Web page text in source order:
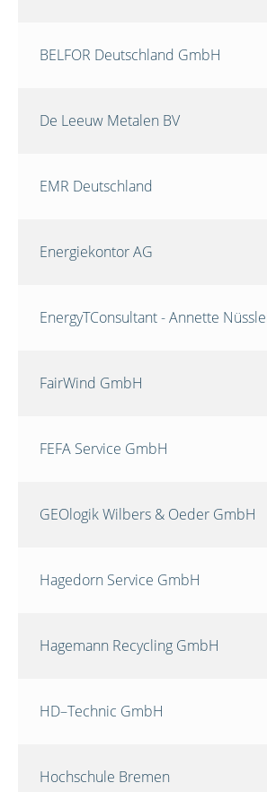
BELFOR Deutschland GmbH
De Leeuw Metalen BV
EMR Deutschland
Energiekontor AG
EnergyTConsultant - Annette
FairWind GmbH
FEFA Service GmbH
GEOlogik Wilbers & Oeder GmbH
Hagedorn Service GmbH
Hagemann Recycling GmbH
HD–Technic GmbH
Hochschule Bremen